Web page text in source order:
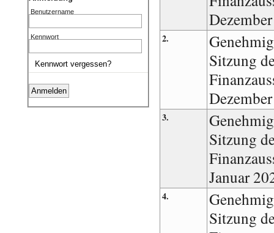
Benutzername
Kennwort
Kennwort vergessen?
2.
Sitzung
3.
Sitzung
Januar
4.
Sitzung